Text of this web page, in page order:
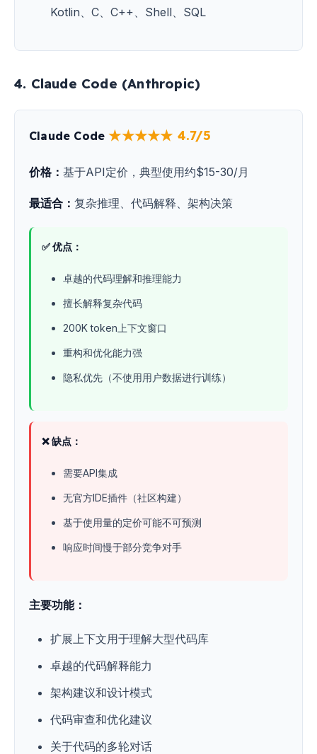
Kotlin、C、C++、Shell、SQL
4. Claude Code (Anthropic)
Claude Code★★★★★ 4.7/5
价格： 基于API定价，典型使用约$15-30/月
最适合： 复杂推理、代码解释、架构决策
✅ 优点：
卓越的代码理解和推理能力
擅长解释复杂代码
200K token上下文窗口
重构和优化能力强
隐私优先（不使用用户数据进行训练）
❌ 缺点：
需要API集成
无官方IDE插件（社区构建）
基于使用量的定价可能不可预测
响应时间慢于部分竞争对手
主要功能：
扩展上下文用于理解大型代码库
卓越的代码解释能力
架构建议和设计模式
代码审查和优化建议
关于代码的多轮对话